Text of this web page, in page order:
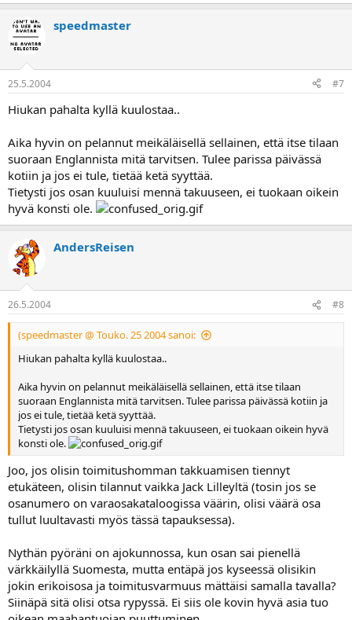
speedmaster
25.5.2004 #7
Hiukan pahalta kyllä kuulostaa..
Aika hyvin on pelannut meikäläisellä sellainen, että itse tilaan
suoraan Englannista mitä tarvitsen. Tulee parissa päivässä
kotiin ja jos ei tule, tietää ketä syyttää.
Tietysti jos osan kuuluisi mennä takuuseen, ei tuokaan oikein
hyvä konsti ole.
AndersReisen
26.5.2004 #8
(speedmaster @ Touko. 25 2004 sanoi:
Hiukan pahalta kyllä kuulostaa..
Aika hyvin on pelannut meikäläisellä sellainen, että itse tilaan
suoraan Englannista mitä tarvitsen. Tulee parissa päivässä kotiin ja
jos ei tule, tietää ketä syyttää.
Tietysti jos osan kuuluisi mennä takuuseen, ei tuokaan oikein hyvä
konsti ole.
Joo, jos olisin toimitushomman takkuamisen tiennyt
etukäteen, olisin tilannut vaikka Jack Lilleyltä (tosin jos se
osanumero on varaosakataloogissa väärin, olisi väärä osa
tullut luultavasti myös tässä tapauksessa).
Nythän pyöräni on ajokunnossa, kun osan sai pienellä
värkkäilyllä Suomesta, mutta entäpä jos kyseessä olisikin
jokin erikoisosa ja toimitusvarmuus mättäisi samalla tavalla?
Siinäpä sitä olisi otsa rypyssä. Ei siis ole kovin hyvä asia tuo